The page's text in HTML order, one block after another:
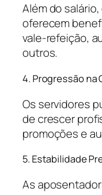
Além do
oferecem
vale-refeição,
outros.
4. Progressão na
Os servidores
de crescer
promoções e
5. Estabilidade
As